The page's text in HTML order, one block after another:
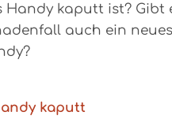
Handy kaputt ist? Gibt
auch ein neues
kaputt